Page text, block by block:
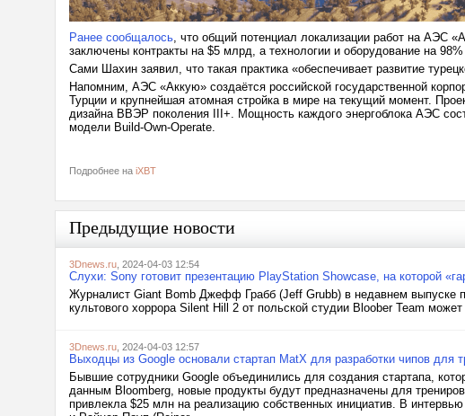
Ранее сообщалось, что общий потенциал локализации работ на АЭС
заключены контракты на $5 млрд, а технологии и оборудование на
Сами Шахин заявил, что такая практика «обеспечивает развитие
Напомним, АЭС «Аккую» создаётся российской государственной
Турции и крупнейшая атомная стройка в мире на текущий момент.
дизайна ВВЭР поколения III+. Мощность каждого энергоблока АЭС
модели Build-Own-Operate.
Подробнее на iXBT
Предыдущие новости
3Dnews.ru , 2024-04-03 12:54
Слухи: Sony готовит презентацию PlayStation Showcase, на которой
Журналист Giant Bomb Джефф Грабб (Jeff Grubb) в недавнем выпуске
культового хоррора Silent Hill 2 от польской студии Bloober Team
3Dnews.ru , 2024-04-03 12:57
Выходцы из Google основали стартап MatX для разработки чипов для
Бывшие сотрудники Google объединились для создания стартапа,
данным Bloomberg, новые продукты будут предназначены для
привлекла $25 млн на реализацию собственных инициатив. В